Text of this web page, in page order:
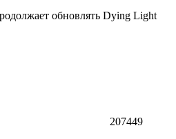
обновлять Dying Light
207449